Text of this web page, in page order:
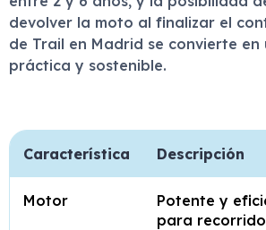
devolver la moto al finalizar el
de Trail en Madrid se convierte en
práctica y sostenible.
Característica Descripción
Motor
Potente y
para